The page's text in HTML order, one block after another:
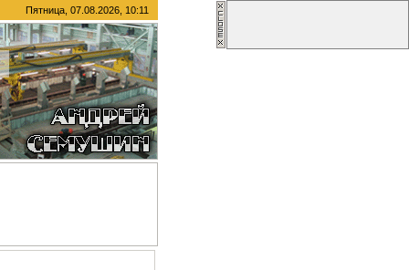
Пятница, 07.08.2026, 10:11